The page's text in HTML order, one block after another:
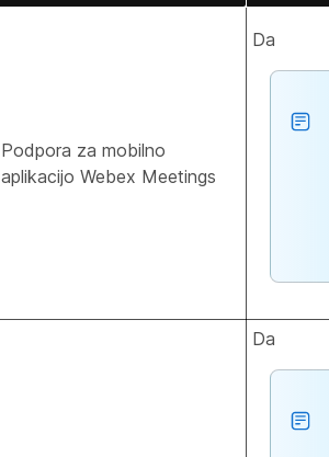
Podpora za mobilno
aplikacijo Webex Meetings
Da
Da